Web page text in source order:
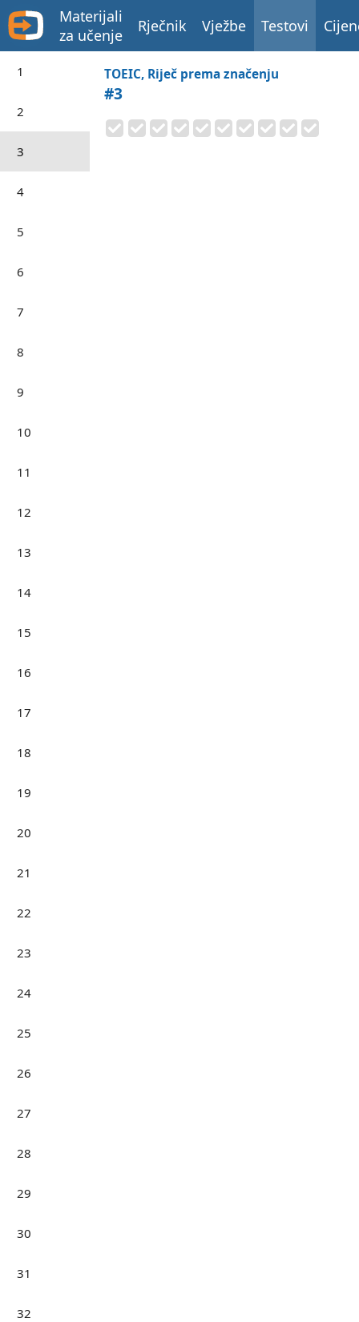
Materijali
za učenje
Rječnik Vježbe Testovi
1
2
3
4
5
6
7
8
9
10
11
12
13
14
15
16
17
18
19
20
21
22
23
24
25
26
27
28
29
30
31
32
TOEIC, Riječ prema značenju
#3